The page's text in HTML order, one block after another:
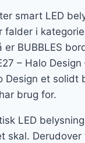
smart LED
falder i
er BUBBLES
– Halo
Design et solidt
brug for.
LED
skal. Derudover